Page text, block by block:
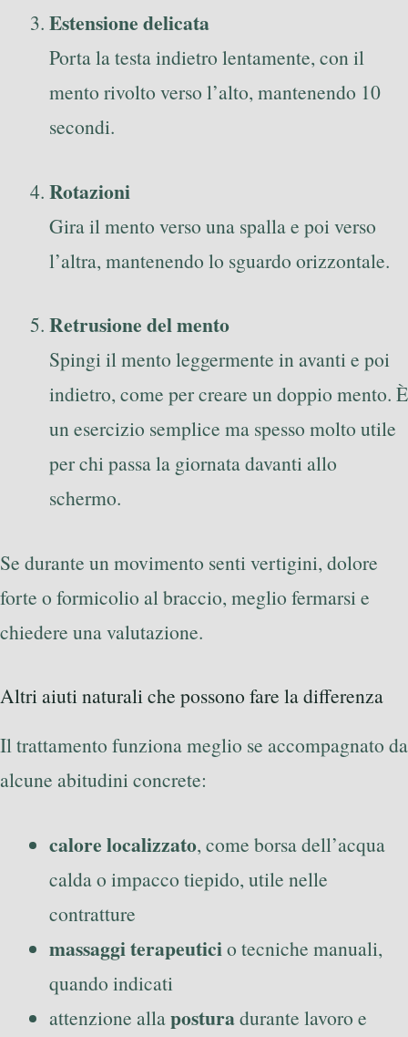
Estensione delicata
Porta la testa indietro lentamente, con il
mento rivolto verso l’alto, mantenendo 10
secondi.
Rotazioni
Gira il mento verso una spalla e poi verso
l’altra, mantenendo lo sguardo orizzontale.
Retrusione del mento
Spingi il mento leggermente in avanti e poi
indietro, come per creare un doppio mento. È
un esercizio semplice ma spesso molto utile
per chi passa la giornata davanti allo
schermo.
Se durante un movimento senti vertigini, dolore
forte o formicolio al braccio, meglio fermarsi e
chiedere una valutazione.
Altri aiuti naturali che possono fare la differenza
Il trattamento funziona meglio se accompagnato da
alcune abitudini concrete:
calore localizzato, come borsa dell’acqua
calda o impacco tiepido, utile nelle
contratture
massaggi terapeuticio tecniche manuali,
quando indicati
attenzione allaposturadurante lavoro e